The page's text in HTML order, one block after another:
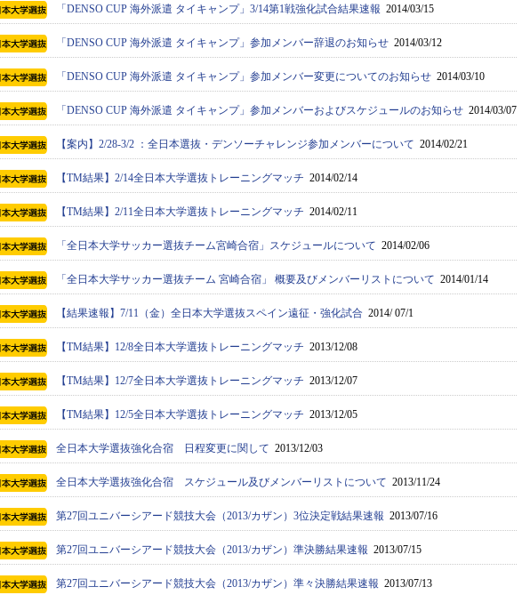
「DENSO CUP 海外派遣 タイキャンプ」3/14第1戦強化試合結果速報 2014/03/15
「DENSO CUP 海外派遣 タイキャンプ」参加メンバー辞退のお知らせ 2014/03/12
「DENSO CUP 海外派遣 タイキャンプ」参加メンバー変更についてのお知らせ 2014/03/10
「DENSO CUP 海外派遣 タイキャンプ」参加メンバーおよびスケジュールのお知らせ 2014/03/07
【案内】2/28-3/2 ：全日本選抜・デンソーチャレンジ参加メンバーについて 2014/02/21
【TM結果】2/14全日本大学選抜トレーニングマッチ 2014/02/14
【TM結果】2/11全日本大学選抜トレーニングマッチ 2014/02/11
「全日本大学サッカー選抜チーム宮崎合宿」スケジュールについて 2014/02/06
「全日本大学サッカー選抜チーム 宮崎合宿」 概要及びメンバーリストについて 2014/01/14
【結果速報】7/11（金）全日本大学選抜スペイン遠征・強化試合 2014/ 07/1
【TM結果】12/8全日本大学選抜トレーニングマッチ 2013/12/08
【TM結果】12/7全日本大学選抜トレーニングマッチ 2013/12/07
【TM結果】12/5全日本大学選抜トレーニングマッチ 2013/12/05
全日本大学選抜強化合宿 日程変更に関して 2013/12/03
全日本大学選抜強化合宿 スケジュール及びメンバーリストについて 2013/11/24
第27回ユニバーシアード競技大会（2013/カザン）3位決定戦結果速報 2013/07/16
第27回ユニバーシアード競技大会（2013/カザン）準決勝結果速報 2013/07/15
第27回ユニバーシアード競技大会（2013/カザン）準々決勝結果速報 2013/07/13